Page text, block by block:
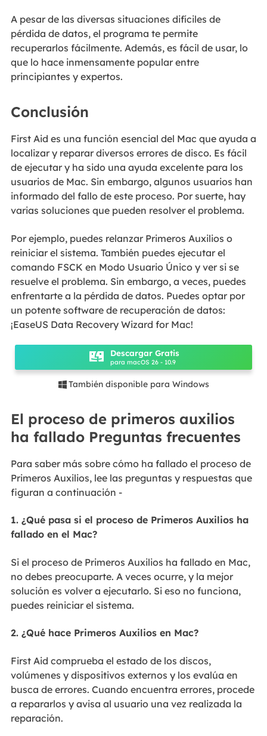
A pesar de las diversas situaciones difíciles de
pérdida de datos, el programa te permite
recuperarlos fácilmente. Además, es fácil de usar, lo
que lo hace inmensamente popular entre
principiantes y expertos.
Conclusión
First Aid es una función esencial del Mac que ayuda a
localizar y reparar diversos errores de disco. Es fácil
de ejecutar y ha sido una ayuda excelente para los
usuarios de Mac. Sin embargo, algunos usuarios han
informado del fallo de este proceso. Por suerte, hay
varias soluciones que pueden resolver el problema.
Por ejemplo, puedes relanzar Primeros Auxilios o
reiniciar el sistema. También puedes ejecutar el
comando FSCK en Modo Usuario Único y ver si se
resuelve el problema. Sin embargo, a veces, puedes
enfrentarte a la pérdida de datos. Puedes optar por
un potente software de recuperación de datos:
¡EaseUS Data Recovery Wizard for Mac!
Descargar Gratis
para macOS 26 - 10.9
 También disponible para Windows
El proceso de primeros auxilios
ha fallado Preguntas frecuentes
Para saber más sobre cómo ha fallado el proceso de
Primeros Auxilios, lee las preguntas y respuestas que
figuran a continuación -
1. ¿Qué pasa si el proceso de Primeros Auxilios ha
fallado en el Mac?
Si el proceso de Primeros Auxilios ha fallado en Mac,
no debes preocuparte. A veces ocurre, y la mejor
solución es volver a ejecutarlo. Si eso no funciona,
puedes reiniciar el sistema.
2. ¿Qué hace Primeros Auxilios en Mac?
First Aid comprueba el estado de los discos,
volúmenes y dispositivos externos y los evalúa en
busca de errores. Cuando encuentra errores, procede
a repararlos y avisa al usuario una vez realizada la
reparación.